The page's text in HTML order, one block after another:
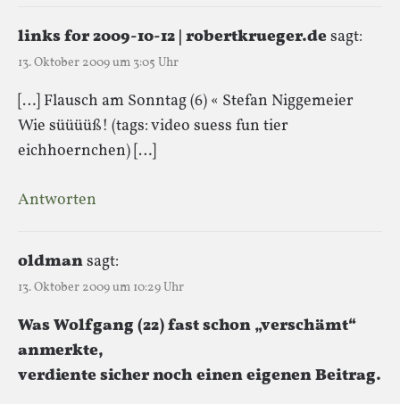
links for 2009-10-12 | robertkrueger.desagt:
13. Oktober 2009 um 3:05 Uhr
[…] Flausch am Sonntag (6) « Stefan Niggemeier
Wie süüüüß! (tags: video suess fun tier
eichhoernchen) […]
Antworten
oldmansagt:
13. Oktober 2009 um 10:29 Uhr
Was Wolfgang (22) fast schon „verschämt“
anmerkte,
verdiente sicher noch einen eigenen Beitrag.